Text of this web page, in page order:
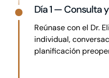
Día 1 — Consulta
Reúnase con el Dr.
individual,
planificación